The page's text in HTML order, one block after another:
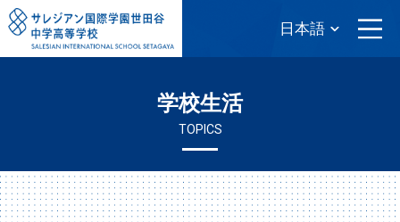
学校生活
TOPICS